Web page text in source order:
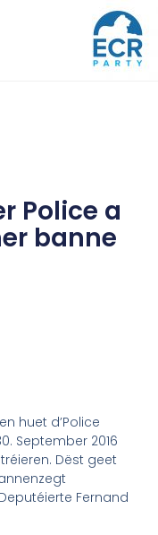
Police a
banne
huet d’Police
September 2016
Dëst geet
Fernand